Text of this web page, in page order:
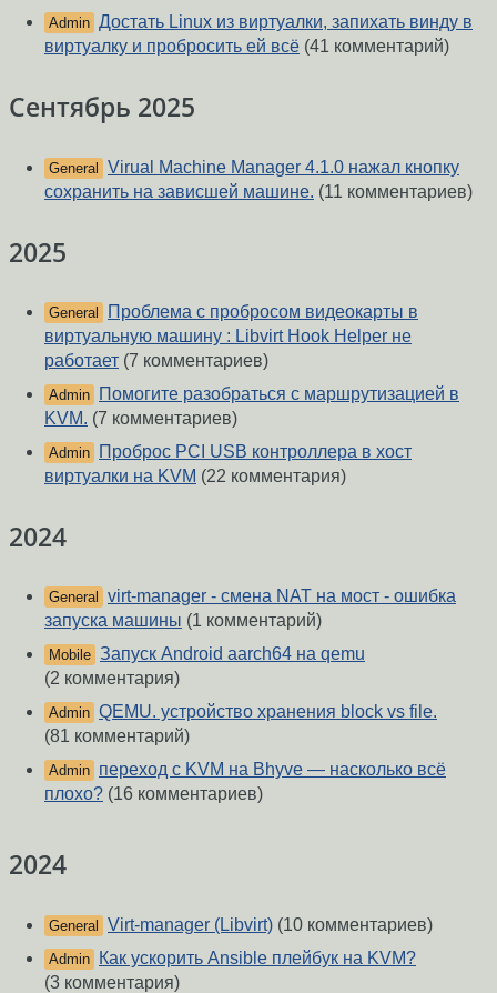
Admin Достать Linux из виртуалки, запихать винду в
виртуалку и пробросить ей всё (41 комментарий)
Сентябрь 2025
General Virual Machine Manager 4.1.0 нажал кнопку
сохранить на зависшей машине. (11 комментариев)
2025
General
Проблема с пробросом видеокарты в
виртуальную машину : Libvirt Hook Helper не
работает (7 комментариев)
Admin
Помогите разобраться с маршрутизацией в
KVM. (7 комментариев)
Admin
Проброс PCI USB контроллера в хост
виртуалки на KVM (22 комментария)
2024
General
virt-manager - смена NAT на мост - ошибка
запуска машины (1 комментарий)
Mobile Запуск Android aarch64 на qemu
(2 комментария)
Admin QEMU. устройство хранения block vs file.
(81 комментарий)
Admin переход с KVM на Bhyve — насколько всё
плохо? (16 комментариев)
2024
General Virt-manager (Libvirt) (10 комментариев)
Admin
Как ускорить Ansible плейбук на KVM?
(3 комментария)